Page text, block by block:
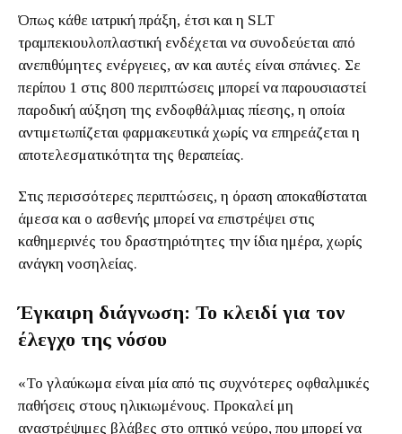
Όπως κάθε ιατρική πράξη, έτσι και η SLT
τραμπεκιουλοπλαστική ενδέχεται να συνοδεύεται από
ανεπιθύμητες ενέργειες, αν και αυτές είναι σπάνιες. Σε
περίπου 1 στις 800 περιπτώσεις μπορεί να παρουσιαστεί
παροδική αύξηση της ενδοφθάλμιας πίεσης, η οποία
αντιμετωπίζεται φαρμακευτικά χωρίς να επηρεάζεται η
αποτελεσματικότητα της θεραπείας.
Στις περισσότερες περιπτώσεις, η όραση αποκαθίσταται
άμεσα και ο ασθενής μπορεί να επιστρέψει στις
καθημερινές του δραστηριότητες την ίδια ημέρα, χωρίς
ανάγκη νοσηλείας.
Έγκαιρη διάγνωση: Το κλειδί για τον
έλεγχο της νόσου
«Το γλαύκωμα είναι μία από τις συχνότερες οφθαλμικές
παθήσεις στους ηλικιωμένους. Προκαλεί μη
αναστρέψιμες βλάβες στο οπτικό νεύρο, που μπορεί να